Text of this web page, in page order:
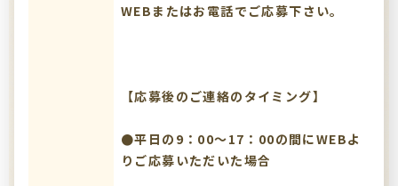
WEBまたはお電話でご応募下さい。
【応募後のご連絡のタイミング】
●平日の9：00～17：00の間にWEBよ
りご応募いただいた場合